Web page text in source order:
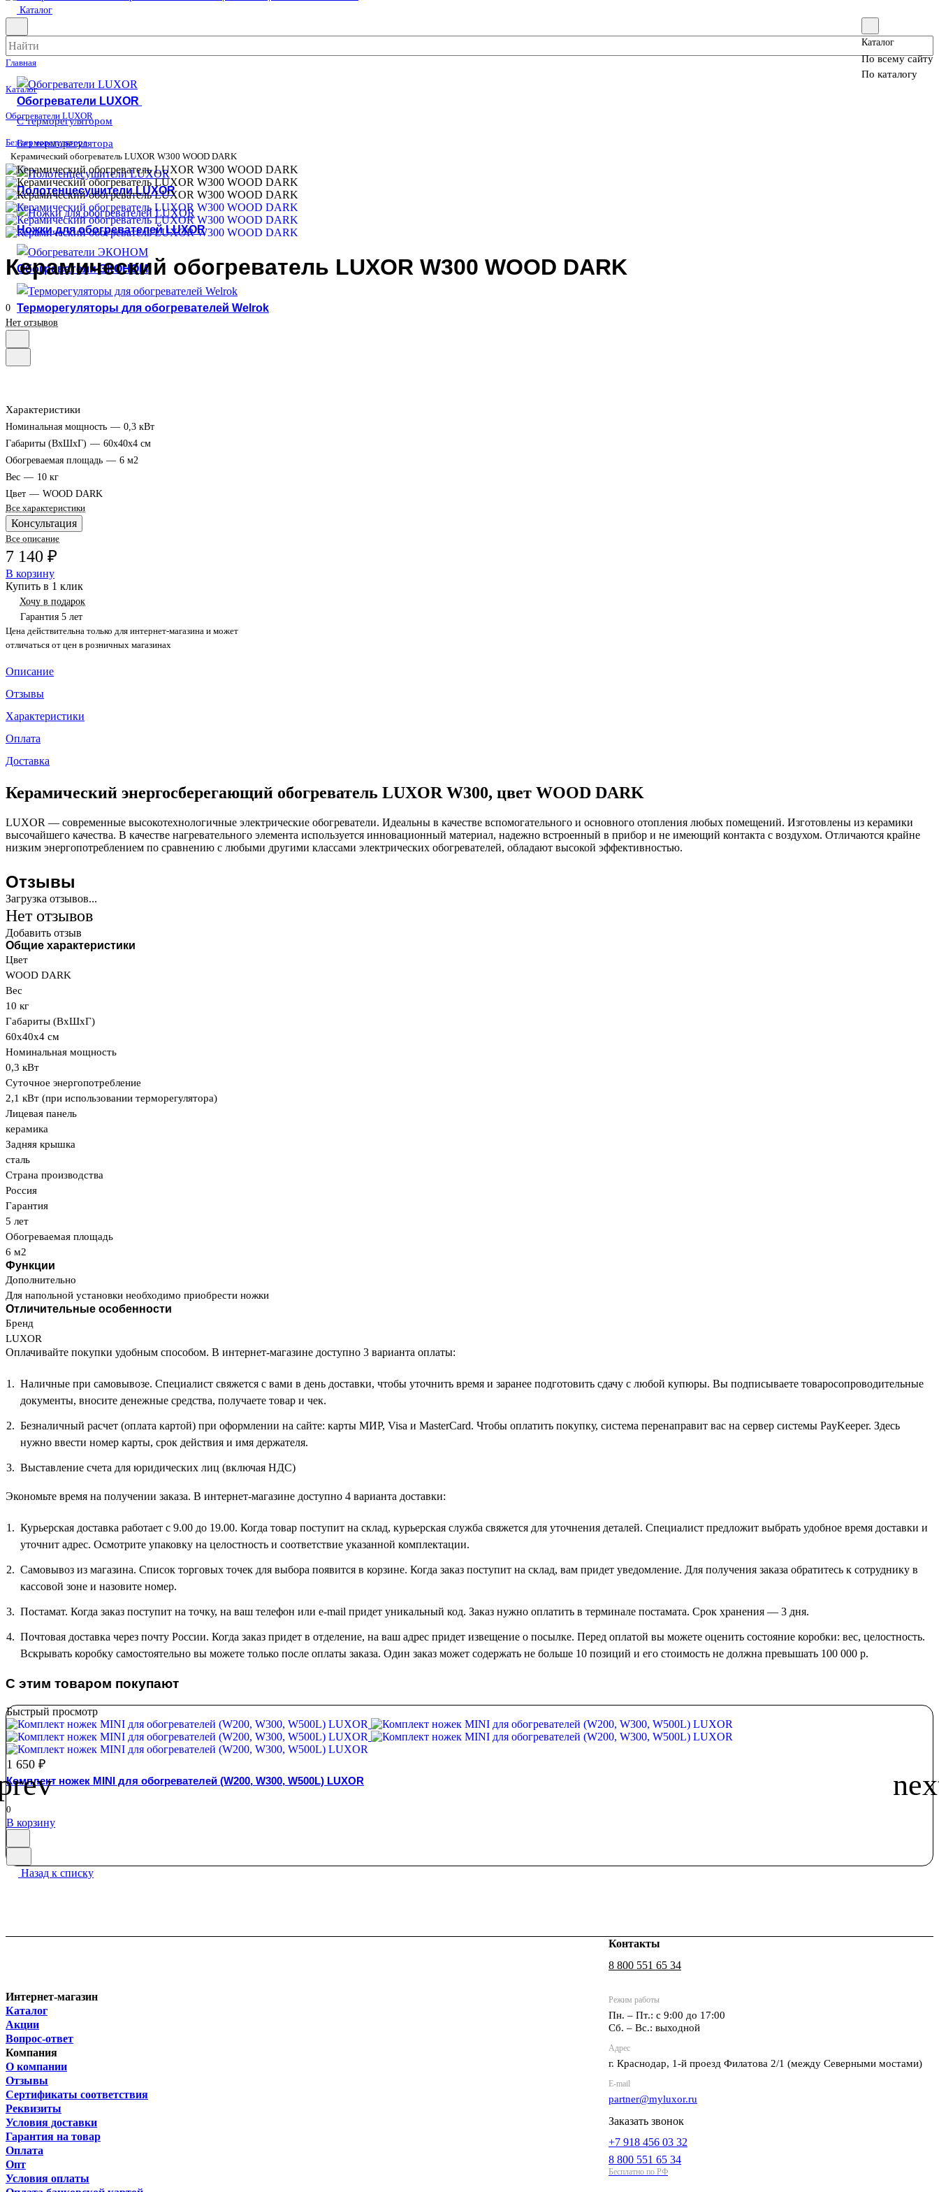
Каталог
Обогреватели LUXOR
С терморегулятором
Без терморегулятора
Полотенцесушители LUXOR
Ножки для обогревателей LUXOR
Обогреватели ЭКОНОМ
Терморегуляторы для обогревателей Welrok
Каталог
По всему сайту
По каталогу
Главная
Каталог
Обогреватели LUXOR
Без терморегулятора
Керамический обогреватель LUXOR W300 WOOD DARK
Керамический обогреватель LUXOR W300 WOOD DARK
0
Нет отзывов
Характеристики
Номинальная мощность — 0,3 кВт
Габариты (ВхШхГ) — 60х40х4 см
Обогреваемая площадь — 6 м2
Вес — 10 кг
Цвет — WOOD DARK
Все характеристики
Консультация
Все описание
7 140 ₽
В корзину
Купить в 1 клик
Хочу в подарок
Гарантия 5 лет
Цена действительна только для интернет-магазина и может
отличаться от цен в розничных магазинах
Описание
Отзывы
Характеристики
Оплата
Доставка
Керамический энергосберегающий обогреватель LUXOR W300, цвет WOOD DARK
LUXOR — современные высокотехнологичные электрические обогреватели. Идеальны в качестве вспомогательного и основного отопления любых помещений. Изготовлены из керамики
высочайшего качества. В качестве нагревательного элемента используется инновационный материал, надежно встроенный в прибор и не имеющий контакта с воздухом. Отличаются крайне
низким энергопотреблением по сравнению с любыми другими классами электрических обогревателей, обладают высокой эффективностью.
Отзывы
Загрузка отзывов...
Нет отзывов
Добавить отзыв
Общие характеристики
Цвет
WOOD DARK
Вес
10 кг
Габариты (ВхШхГ)
60х40х4 см
Номинальная мощность
0,3 кВт
Суточное энергопотребление
2,1 кВт (при использовании терморегулятора)
Лицевая панель
керамика
Задняя крышка
сталь
Страна производства
Россия
Гарантия
5 лет
Обогреваемая площадь
6 м2
Функции
Дополнительно
Для напольной установки необходимо приобрести ножки
Отличительные особенности
Бренд
LUXOR
Оплачивайте покупки удобным способом. В интернет-магазине доступно 3 варианта оплаты:
Наличные при самовывозе. Специалист свяжется с вами в день доставки, чтобы уточнить время и заранее подготовить сдачу с любой купюры. Вы подписываете товаросопроводительные
документы, вносите денежные средства, получаете товар и чек.
Безналичный расчет (оплата картой) при оформлении на сайте: карты МИР, Visa и MasterCard. Чтобы оплатить покупку, система перенаправит вас на сервер системы PayKeeper. Здесь
нужно ввести номер карты, срок действия и имя держателя.
Выставление счета для юридических лиц (включая НДС)
Экономьте время на получении заказа. В интернет-магазине доступно 4 варианта доставки:
Курьерская доставка работает с 9.00 до 19.00. Когда товар поступит на склад, курьерская служба свяжется для уточнения деталей. Специалист предложит выбрать удобное время доставки и
уточнит адрес. Осмотрите упаковку на целостность и соответствие указанной комплектации.
Самовывоз из магазина. Список торговых точек для выбора появится в корзине. Когда заказ поступит на склад, вам придет уведомление. Для получения заказа обратитесь к сотруднику в
кассовой зоне и назовите номер.
Постамат. Когда заказ поступит на точку, на ваш телефон или e-mail придет уникальный код. Заказ нужно оплатить в терминале постамата. Срок хранения — 3 дня.
Почтовая доставка через почту России. Когда заказ придет в отделение, на ваш адрес придет извещение о посылке. Перед оплатой вы можете оценить состояние коробки: вес, целостность.
Вскрывать коробку самостоятельно вы можете только после оплаты заказа. Один заказ может содержать не больше 10 позиций и его стоимость не должна превышать 100 000 р.
С этим товаром покупают
Быстрый просмотр
1 650 ₽
Комплект ножек MINI для обогревателей (W200, W300, W500L) LUXOR
0
В корзину
Назад к списку
Интернет-магазин
Каталог
Акции
Вопрос-ответ
Компания
О компании
Отзывы
Сертификаты соответствия
Реквизиты
Условия доставки
Гарантия на товар
Оплата
Опт
Условия оплаты
Контакты
8 800 551 65 34
8 800 551 65 34
Бесплатно по РФ
+7 918 456 03 32
Заказать звонок
E-mail
partner@myluxor.ru
Адрес
г. Краснодар, 1-й проезд Филатова 2/1 (между Cеверными мостами)
Режим работы
Пн. – Пт.: с 9:00 до 17:00
Сб. – Вс.: выходной